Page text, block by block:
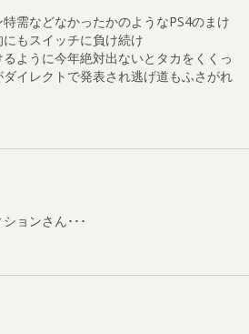
需などなかったかのようなPS4のまけ
もスイッチに負け続け
ように今年絶対出ないとタカをくくっ
イレクトで発表され逃げ道もふさがれ
ョンさん･･･